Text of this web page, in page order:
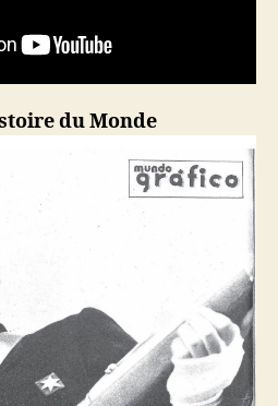
du Monde